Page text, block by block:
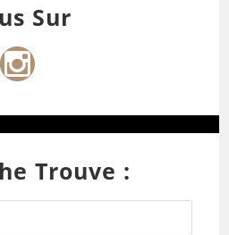
Sur
Trouve :